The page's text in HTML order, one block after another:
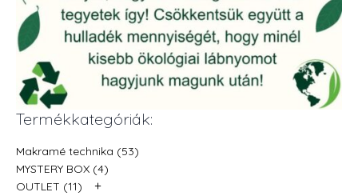
Termékkategóriák:
Makramé technika (53)
MYSTERY BOX (4)
OUTLET (11)
+